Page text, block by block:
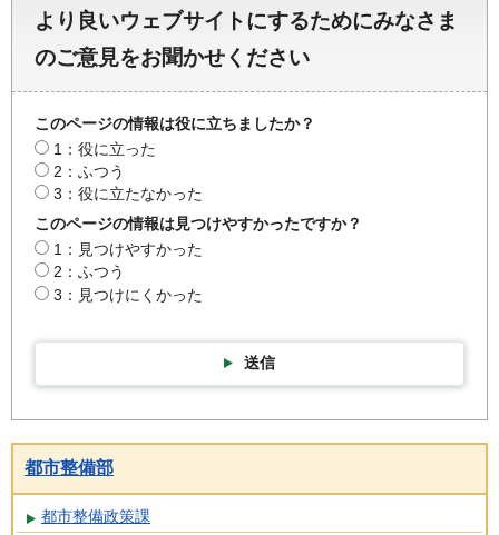
より良いウェブサイトにするためにみなさま
のご意見をお聞かせください
このページの情報は役に立ちましたか？
1：役に立った
2：ふつう
3：役に立たなかった
このページの情報は見つけやすかったですか？
1：見つけやすかった
2：ふつう
3：見つけにくかった
送信
都市整備部
都市整備政策課